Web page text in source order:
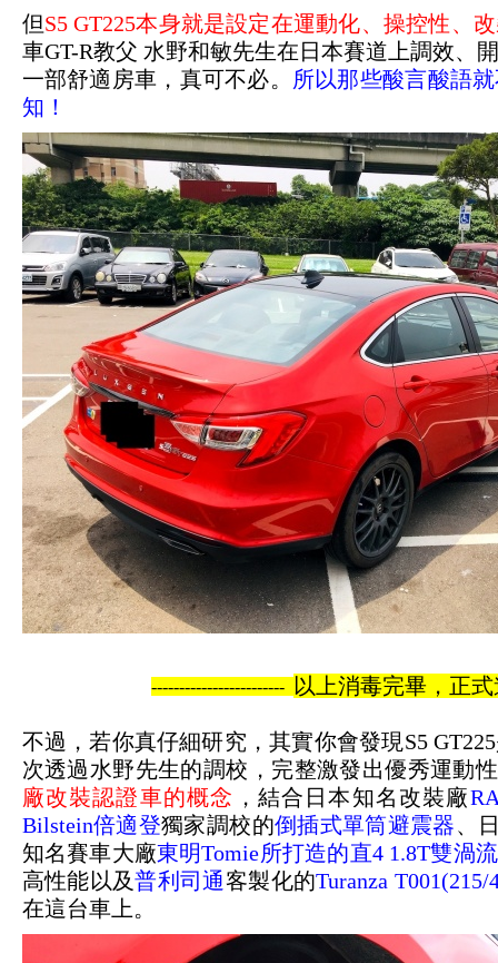
但S5 GT225本身就是設定在運動化、操控性、
車GT-R教父 水野和敏先生在日本賽道上調效、
一部舒適房車，真可不必。 所以那些酸言酸語
知！
------------------------ 以上消毒完畢，正
不過，若你真仔細研究，其實你會發現S5
次透過水野先生的調校，完整激發出優秀運動
廠改裝認證車的概念 ，結合日本知名改裝廠
Bilstein倍適登獨家調校的倒插式單筒避震器、
知名賽車大廠東明Tomie所打造的直4 1.8T雙渦
高性能以及普利司通客製化的Turanza
在這台車上。